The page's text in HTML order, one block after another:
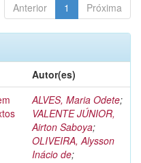
Anterior 1 Próxima
Autor(es)
ALVES, Maria Odete;
VALENTE JÚNIOR,
Airton Saboya;
OLIVEIRA, Alysson
Inácio de;